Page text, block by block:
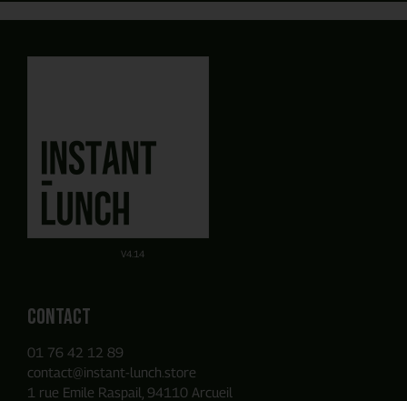
Vous avez commencé un panier,
Vous souhaitezgénérer un devis PDF
J'obtiens mon devis en ligne
en quelques clics
Obtenez un devis par E-mail de manière autonome sur la
base des produits que vous avez ajouté à votre panier.
Besoin de plus d'information ?
Vous préférez
Planifier un rendez-vous
avec un commercial
Ou utilisez notre Formulaire de contact
V4.14
Contact
01 76 42 12 89
contact@instant-lunch.store
1 rue Emile Raspail, 94110 Arcueil